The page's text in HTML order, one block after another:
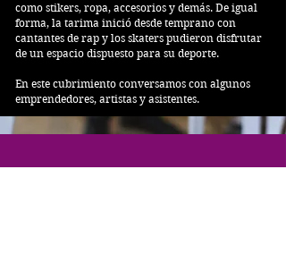
como stikers, ropa, accesorios y demás. De igual
forma, la tarima inició desde temprano con
cantantes de rap y los skaters pudieron disfrutar
de un espacio dispuesto para su deporte.
En este cubrimiento conversamos con algunos
emprendedores, artistas y asistentes.